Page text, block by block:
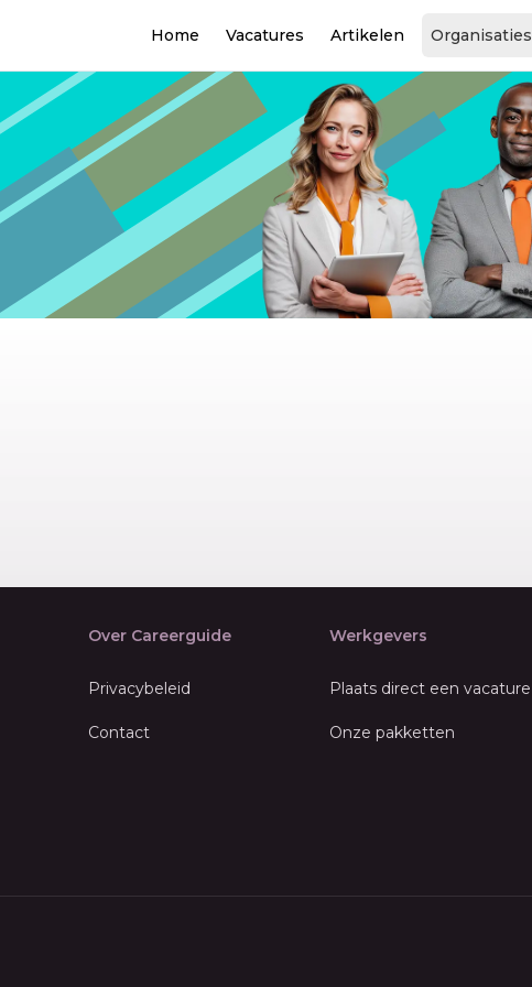
Home Vacatures Artikelen Organisaties
Over Careerguide
Privacybeleid
Contact
Werkgevers
Plaats direct een vacature
Onze pakketten